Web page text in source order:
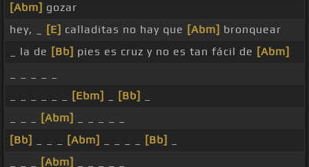
[Abm] gozar
hey, _
[E] calladitas no hay que [Abm] bronquear
_ la de [Bb] pies es cruz y no es tan fácil de [Abm]
[Ebm] [Bb]
[Abm]
[Bb]
[Abm] [Bb]
[Abm]